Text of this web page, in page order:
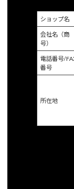
ショップ名
会社名（商
号）
電話番号/
番号
所在地